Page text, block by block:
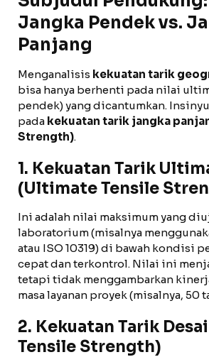
Jangka Pendek vs.
Panjang
Menganalisis kekuatan tarik
bisa hanya berhenti pada nilai
pendek) yang dicantumkan.
pada kekuatan tarik jangka
Strength).
1. Kekuatan Tarik
(Ultimate Tensile
Ini adalah nilai maksimum yang
laboratorium (misalnya
atau ISO 10319) di bawah kondisi
cepat dan terkontrol. Nilai ini
tetapi tidak menggambarkan
masa layanan proyek (misalnya, 50
2. Kekuatan Tarik
Tensile Strength)